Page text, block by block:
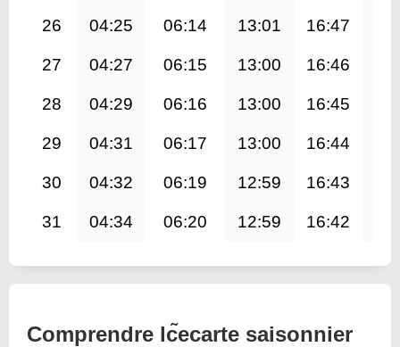
26 04:25 06:14 13:01 16:47
27 04:27 06:15 13:00 16:46
28 04:29 06:16 13:00 16:45
29 04:31 06:17 13:00 16:44
30 04:32 06:19 12:59 16:43
31 04:34 06:20 12:59 16:42
Comprendre lc̃ecarte saisonnier